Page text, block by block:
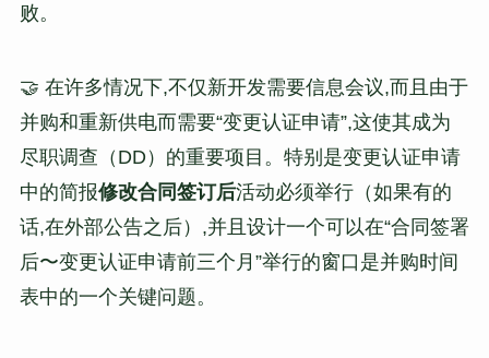
败。
🤝 在许多情况下,不仅新开发需要信息会议,而且由于
并购和重新供电而需要“变更认证申请”,这使其成为
尽职调查（DD）的重要项目。特别是变更认证申请
中的简报修改合同签订后活动必须举行（如果有的
话,在外部公告之后）,并且设计一个可以在“合同签署
后〜变更认证申请前三个月”举行的窗口是并购时间
表中的一个关键问题。